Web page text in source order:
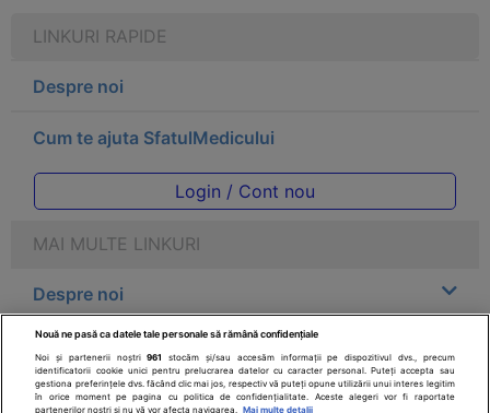
LINKURI RAPIDE
Despre noi
Cum te ajuta SfatulMedicului
Login / Cont nou
MAI MULTE LINKURI
Despre noi
Legal
Drepturile consumatorului
Nouă ne pasă ca datele tale personale să rămână confidențiale
Noi și partenerii noștri961
stocăm și/sau accesăm informații pe dispozitivul dvs., precum
identificatorii cookie unici pentru prelucrarea datelor cu caracter personal. Puteți accepta sau
gestiona preferințele dvs. făcând clic mai jos, respectiv vă puteți opune utilizării unui interes legitim
în orice moment pe pagina cu politica de confidențialitate. Aceste alegeri vor fi raportate
partenerilor noștri și nu vă vor afecta navigarea.
Mai multe detalii